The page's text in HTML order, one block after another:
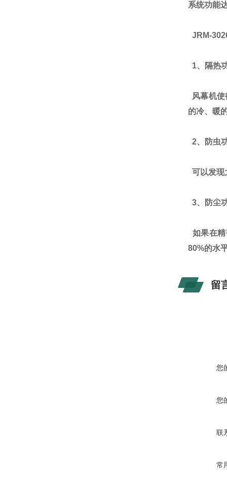
系统功能
JRM-
1、隔热
风幕机
的冷、暖
2、防虫
可以发现
3、防尘
如果在
80%的水
留
您
您
联
常